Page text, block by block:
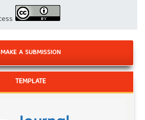
MAKE A SUBMISSION
TEMPLATE